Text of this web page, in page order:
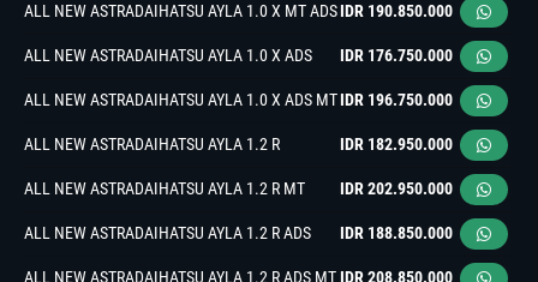
ALL NEW ASTRADAIHATSU AYLA 1.0 X MT ADSIDR 190.850.000
ALL NEW ASTRADAIHATSU AYLA 1.0 X ADS IDR 176.750.000
ALL NEW ASTRADAIHATSU AYLA 1.0 X ADS MTIDR 196.750.000
ALL NEW ASTRADAIHATSU AYLA 1.2 R IDR 182.950.000
ALL NEW ASTRADAIHATSU AYLA 1.2 R MT IDR 202.950.000
ALL NEW ASTRADAIHATSU AYLA 1.2 R ADS IDR 188.850.000
ALL NEW ASTRADAIHATSU AYLA 1.2 R ADS MTIDR 208.850.000